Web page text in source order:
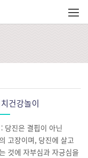
건강놀이
당진은 결핍이 아닌
고장이며, 당진에 살고
것에 자부심과 자긍심을